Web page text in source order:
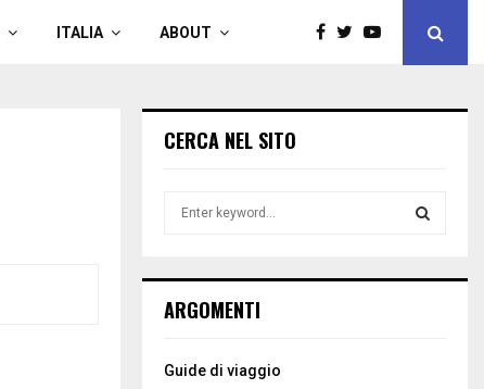
ITALIA ABOUT
CERCA NEL SITO
h
o
ARGOMENTI
Guide di viaggio